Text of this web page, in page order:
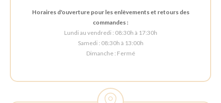
Horaires d'ouverture pour les enlèvements et retours des
commandes :
Lundi au vendredi : 08:30h à 17:30h
Samedi : 08:30h à 13:00h
Dimanche : Fermé